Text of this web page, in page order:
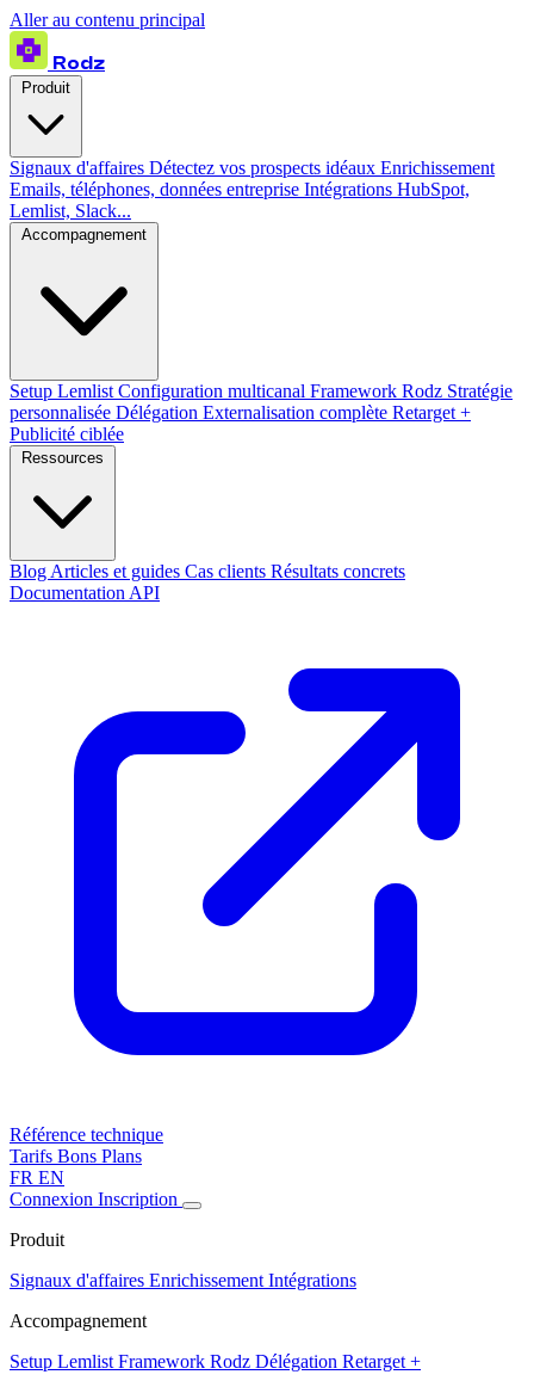
Aller au contenu principal
Rodz
Signaux d'affaires Détectez vos prospects idéaux Enrichissement
Emails, téléphones, données entreprise Intégrations HubSpot,
Lemlist, Slack...
Setup Lemlist Configuration multicanal Framework Rodz Stratégie
personnalisée Délégation Externalisation complète Retarget +
Publicité ciblée
Blog Articles et guides Cas clients Résultats concrets
Documentation API
Référence technique
Tarifs Bons Plans
FR EN
Connexion Inscription
Produit
Signaux d'affaires Enrichissement Intégrations
Accompagnement
Setup Lemlist Framework Rodz Délégation Retarget +